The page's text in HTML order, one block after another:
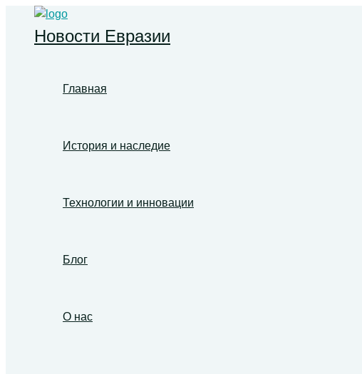
Перейти
содержимому
Новости Евразии
Главная
История и наследие
Технологии и инновации
Блог
О нас